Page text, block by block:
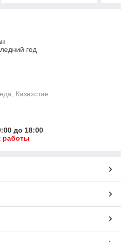
год
Казахстан
до 18:00
работы